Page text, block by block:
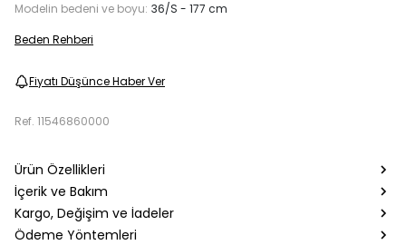
Modelin bedeni ve boyu: 36/S - 177 cm
Beden Rehberi
Fiyatı Düşünce Haber Ver
Ref. 11546860000
Ürün Özellikleri
İçerik ve Bakım
Kargo, Değişim ve İadeler
Ödeme Yöntemleri